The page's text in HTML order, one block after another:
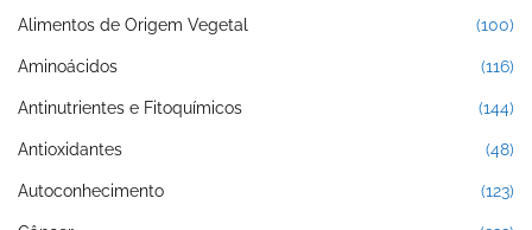
Alimentos de Origem Vegetal (100)
Aminoácidos (116)
Antinutrientes e Fitoquímicos (144)
Antioxidantes (48)
Autoconhecimento (123)